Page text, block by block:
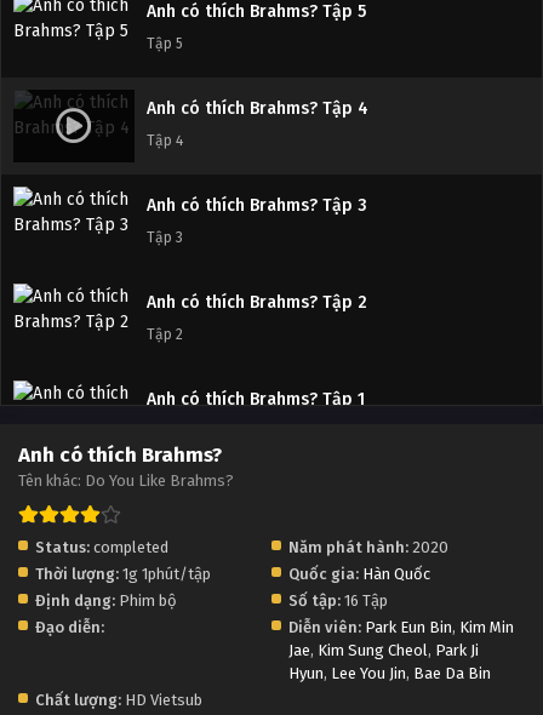
Anh có thích Brahms? Tập 5
Tập 5
Anh có thích Brahms? Tập 4
Tập 4
Anh có thích Brahms? Tập 3
Tập 3
Anh có thích Brahms? Tập 2
Tập 2
Anh có thích Brahms? Tập 1
Anh có thích Brahms?
Tên khác: Do You Like Brahms?
Status: completed Năm phát hành: 2020
Thời lượng: 1g 1phút/tập Quốc gia: Hàn Quốc
Định dạng: Phim bộ Số tập: 16 Tập
Đạo diễn:
Diễn viên: Park Eun Bin, Kim Min
Jae, Kim Sung Cheol, Park Ji
Hyun, Lee You Jin, Bae Da Bin
Chất lượng: HD Vietsub